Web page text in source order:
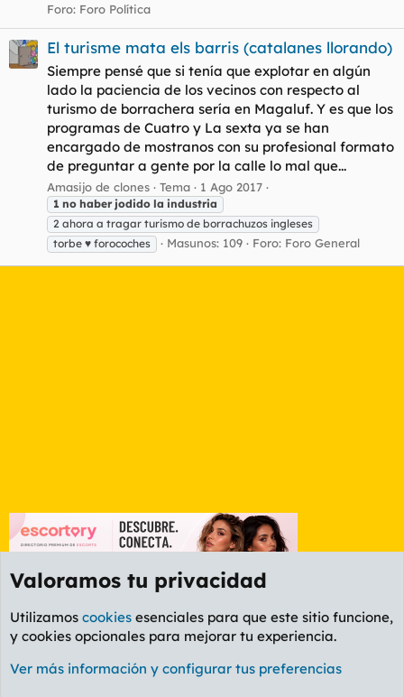
Foro: Foro Política
El turisme mata els barris (catalanes llorando)
Siempre pensé que si tenía que explotar en algún
lado la paciencia de los vecinos con respecto al
turismo de borrachera sería en Magaluf. Y es que los
programas de Cuatro y La sexta ya se han
encargado de mostranos con su profesional formato
de preguntar a gente por la calle lo mal que...
Amasijo de clones Tema 1 Ago 2017
1 no haber jodido la industria
2 ahora a tragar turismo de borrachuzos ingleses
torbe ♥ forocoches
Masunos: 109 Foro: Foro General
Etiquetas
Cookies
PL OLDSTYLE AMARILLO
Valoramos tu privacidad
Utilizamos cookies esenciales para que este sitio funcione,
y cookies opcionales para mejorar tu experiencia.
Ver más información y configurar tus preferencias